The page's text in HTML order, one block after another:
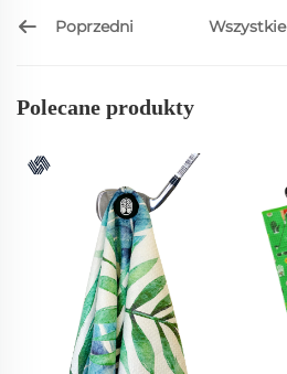
Poprzedni Wszystkie
Polecane produkty